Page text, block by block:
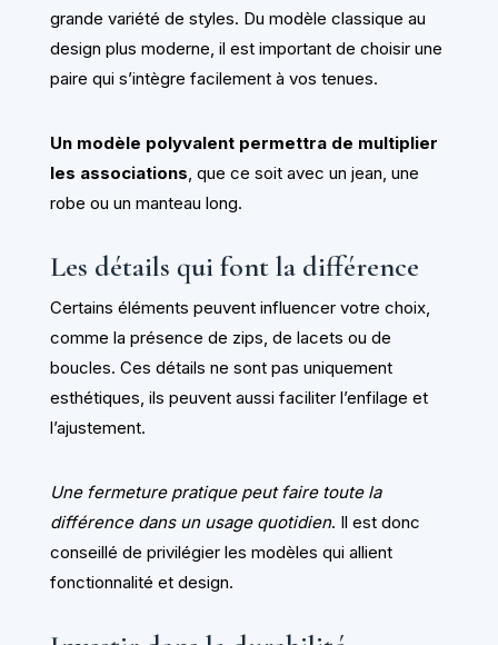
grande variété de styles. Du modèle classique au
design plus moderne, il est important de choisir une
paire qui s’intègre facilement à vos tenues.
Un modèle polyvalent permettra de multiplier
les associations, que ce soit avec un jean, une
robe ou un manteau long.
Les détails qui font la différence
Certains éléments peuvent influencer votre choix,
comme la présence de zips, de lacets ou de
boucles. Ces détails ne sont pas uniquement
esthétiques, ils peuvent aussi faciliter l’enfilage et
l’ajustement.
Une fermeture pratique peut faire toute la
différence dans un usage quotidien. Il est donc
conseillé de privilégier les modèles qui allient
fonctionnalité et design.